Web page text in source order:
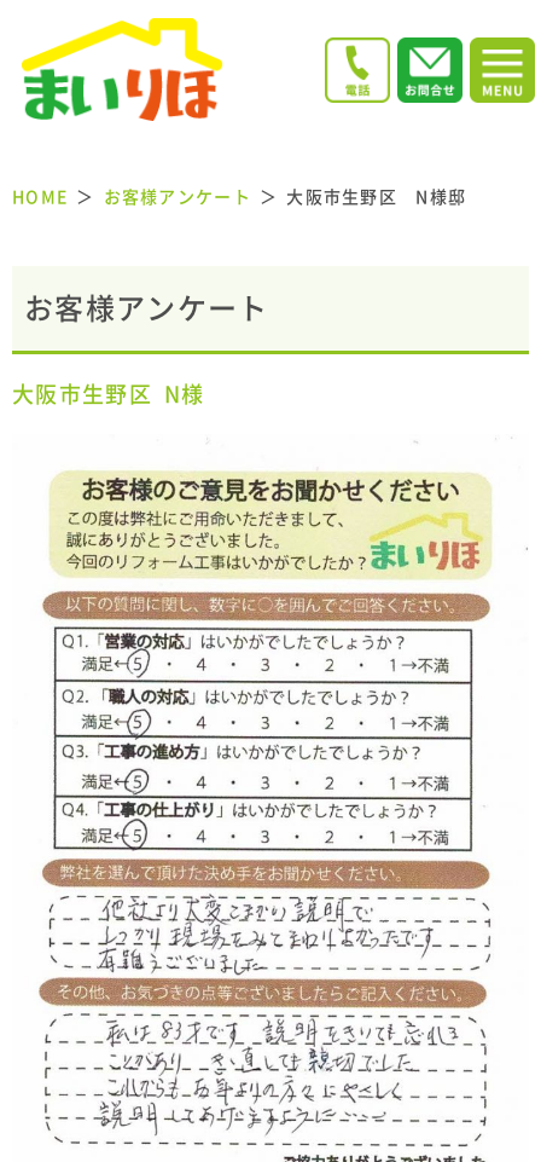
HOME お客様アンケート 大阪市生野区 N様邸
お客様アンケート
大阪市生野区 N様